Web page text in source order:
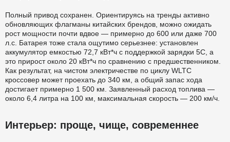
Полный привод сохранен. Ориентируясь на тренды активно
обновляющих флагманы китайских брендов, можно ожидать
рост мощности почти вдвое — примерно до 600 или даже 700
л.с. Батарея тоже стала ощутимо серьезнее: установлен
аккумулятор емкостью 72,7 кВт*ч с поддержкой зарядки 5C, а
это прирост около 20 кВт*ч по сравнению с предшественником.
Как результат, на чистом электричестве по циклу WLTC
кроссовер может проехать до 340 км, а общий запас хода
достигает примерно 1 500 км. Заявленный расход топлива —
около 6,4 литра на 100 км, максимальная скорость — 200 км/ч.
Интерьер: проще, чище, современнее